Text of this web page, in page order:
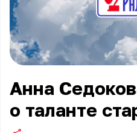
Анна
о таланте